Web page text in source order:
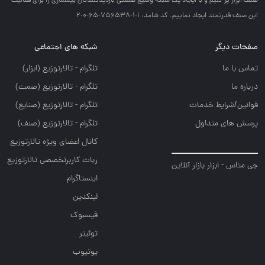
اين صنف قدرتمند ايجاد نماييم. کد شامد: 1-1-756538-65-0-2
صفحات دیگر
تماس با ما
درباره ما
قوانین/شرایط خدمات
پرسش های متداول
جی متاس - ابزار بازار آنلاین
شبکه های اجتماعی
تلگرام - تالارتوزيع (ابزار)
تلگرام - تالارتوزيع (صمت)
تلگرام - تالارتوزيع (صنايع)
تلگرام - تالارتوزیع (صنف)
کانال اعضای ویژه تالارتوزیع
ربات کاربرتخصصی تالارتوزیع
اینستاگرام
لینکدین
فیسبوک
توئیتر
یوتیوب